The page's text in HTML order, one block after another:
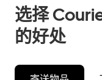
选择
的好处